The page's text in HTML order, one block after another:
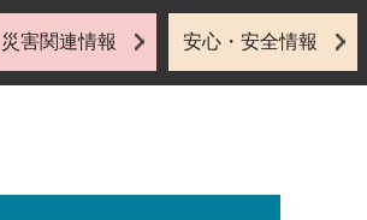
災害関連情報 安心・安全情報